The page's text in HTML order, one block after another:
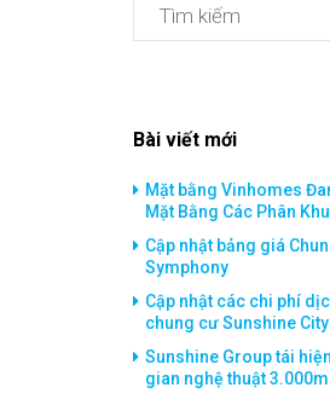
Bài viết mới
Mặt bằng Vinhomes
Mặt Bằng Các Phân Khu
Cập nhật bảng giá
Symphony
Cập nhật các chi phí
chung cư Sunshine City
Sunshine Group tái
gian nghệ thuật